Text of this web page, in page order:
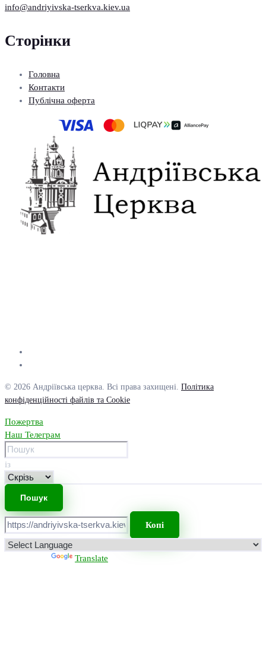
info@andriyivska-tserkva.kiev.ua
Сторінки
Головна
Контакти
Публічна оферта
© 2026 Андріївська церква. Всі права захищені. Політика
конфіденційності файлів та Cookie
Пожертва
Наш Телеграм
із
Копі
Translate